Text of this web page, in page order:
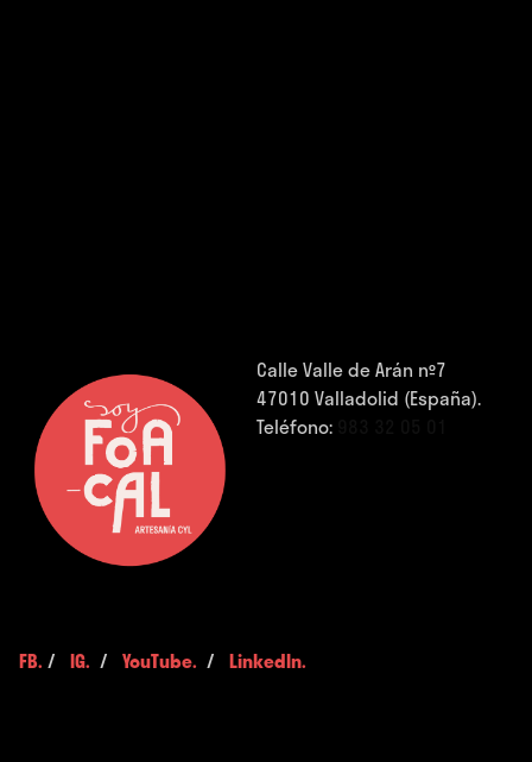
Calle Valle de Arán nº7
47010 Valladolid (España).
Teléfono:
FB. / IG. / YouTube. / LinkedIn.